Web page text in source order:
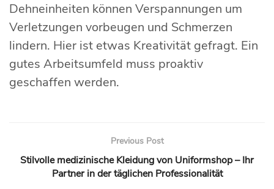
Dehneinheiten können Verspannungen um
Verletzungen vorbeugen und Schmerzen
lindern. Hier ist etwas Kreativität gefragt. Ein
gutes Arbeitsumfeld muss proaktiv
geschaffen werden.
Previous Post
Stilvolle medizinische Kleidung von Uniformshop – Ihr
Partner in der täglichen Professionalität